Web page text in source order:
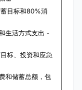
目标和80%消
生活方式支出 -
标、投资和应急
和储蓄总额，包